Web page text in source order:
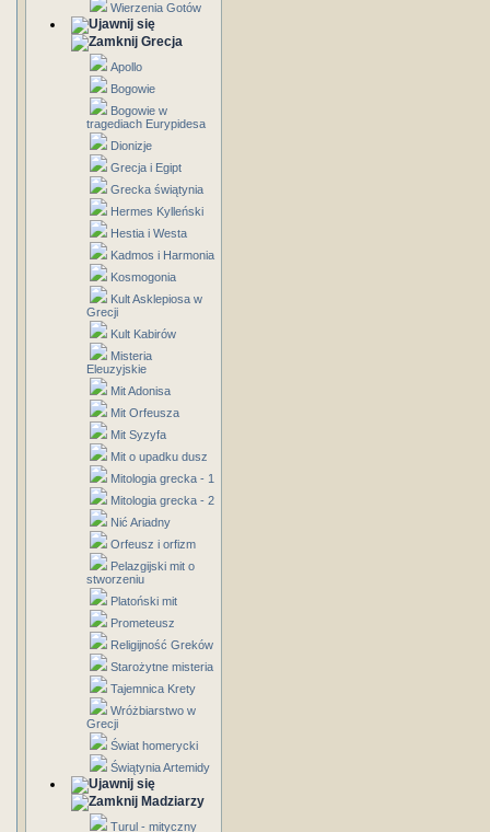
Wierzenia Gotów
Grecja
Apollo
Bogowie
Bogowie w
tragediach Eurypidesa
Dionizje
Grecja i Egipt
Grecka świątynia
Hermes Kylleński
Hestia i Westa
Kadmos i Harmonia
Kosmogonia
Kult Asklepiosa w
Grecji
Kult Kabirów
Misteria
Eleuzyjskie
Mit Adonisa
Mit Orfeusza
Mit Syzyfa
Mit o upadku dusz
Mitologia grecka - 1
Mitologia grecka - 2
Nić Ariadny
Orfeusz i orfizm
Pelazgijski mit o
stworzeniu
Platoński mit
Prometeusz
Religijność Greków
Starożytne misteria
Tajemnica Krety
Wróżbiarstwo w
Grecji
Świat homerycki
Świątynia Artemidy
Madziarzy
Turul - mityczny